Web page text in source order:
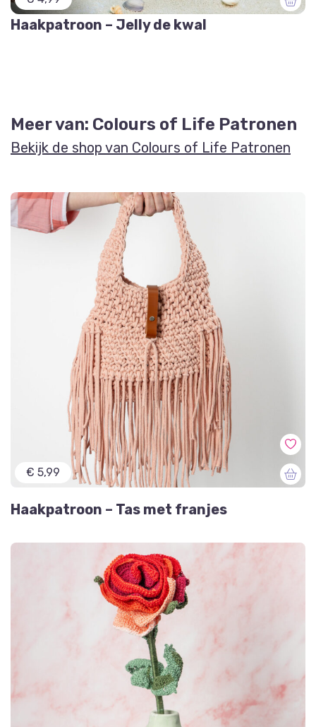
Haakpatroon – Jelly de kwal
Meer van: Colours of Life Patronen
Bekijk de shop van Colours of Life Patronen
€ 5,99
Haakpatroon – Tas met franjes